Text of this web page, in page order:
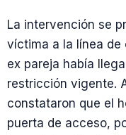
La intervención se
víctima a la línea de
ex pareja había
restricción vigente.
constataron que el
puerta de acceso,